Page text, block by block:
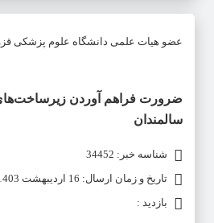
عضو هیات علمی دانشگاه علوم پزشکی
ضرورت فراهم آوردن
سالمندان
شناسه خبر: 34452
تاریخ و زمان ارسال: 16 اردیبهشت 1403 ساعت 07:30
بازدید :